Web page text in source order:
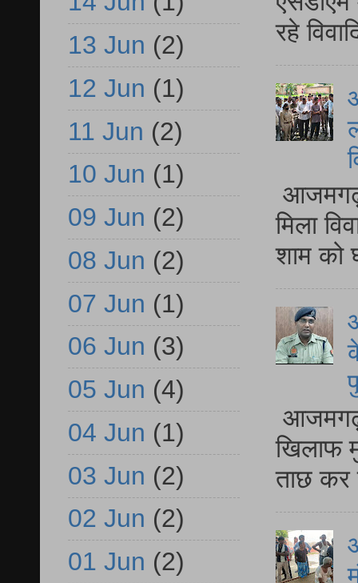
रहे
आजमगढ़
मिला
शाम को
आजमगढ़
खिलाफ
ताछ कर
13 Jun (2)
12 Jun (1)
11 Jun (2)
10 Jun (1)
09 Jun (2)
08 Jun (2)
07 Jun (1)
06 Jun (3)
05 Jun (4)
04 Jun (1)
03 Jun (2)
02 Jun (2)
01 Jun (2)